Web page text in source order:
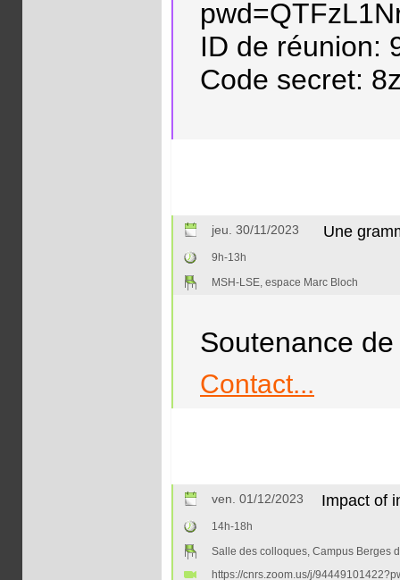
ID de réunion:
Code secret:
jeu. 30/11/2023 Une
9h-13h
MSH-LSE, espace Marc Bloch
Soutenance
Contact...
ven. 01/12/2023 Impact of
14h-18h
Salle des colloques, Campus Berges
https://cnrs.zoom.us/j/